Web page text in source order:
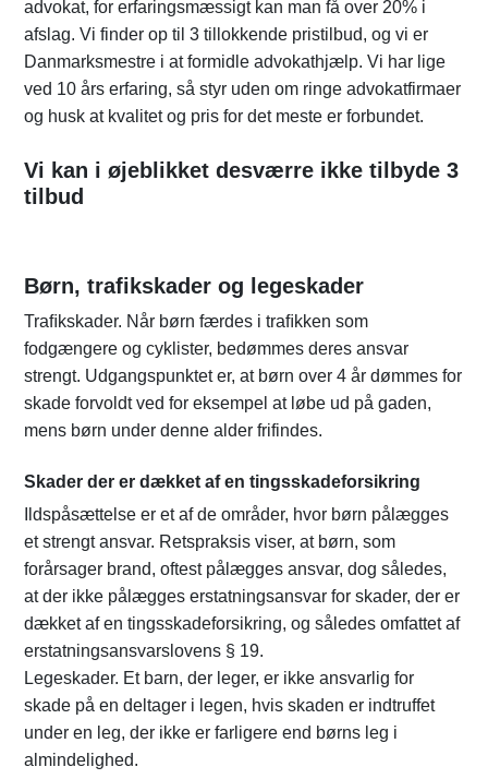
advokat, for erfaringsmæssigt kan man få over 20% i
afslag. Vi finder op til 3 tillokkende pristilbud, og vi er
Danmarksmestre i at formidle advokathjælp. Vi har lige
ved 10 års erfaring, så styr uden om ringe advokatfirmaer
og husk at kvalitet og pris for det meste er forbundet.
Vi kan i øjeblikket desværre ikke tilbyde 3
tilbud
Børn, trafikskader og legeskader
Traﬁkskader. Når børn færdes i traﬁkken som
fodgængere og cyklister, bedømmes deres ansvar
strengt. Udgangspunktet er, at børn over 4 år dømmes for
skade forvoldt ved for eksempel at løbe ud på gaden,
mens børn under denne alder frifindes.
Skader der er dækket af en tingsskadeforsikring
Ildspåsættelse er et af de områder, hvor børn pålægges
et strengt ansvar. Retspraksis viser, at børn, som
forårsager brand, oftest pålægges ansvar, dog således,
at der ikke pålægges erstatningsansvar for skader, der er
dækket af en tingsskadeforsikring, og således omfattet af
erstatningsansvarslovens § 19.
Legeskader. Et barn, der leger, er ikke ansvarlig for
skade på en deltager i legen, hvis skaden er indtruffet
under en leg, der ikke er farligere end børns leg i
almindelighed.